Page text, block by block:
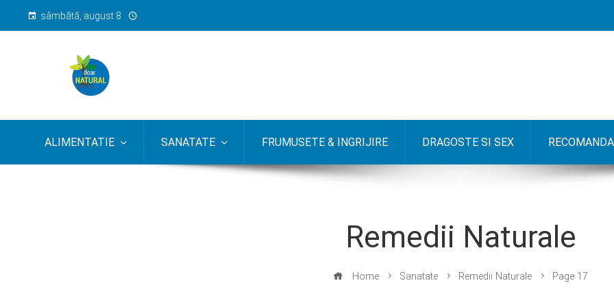
sâmbătă, august 8
ALIMENTATIE SANATATE FRUMUSETE & INGRIJIRE DRAGOSTE SI SEX
Remedii Naturale
Home Sanatate Remedii Naturale Page 17